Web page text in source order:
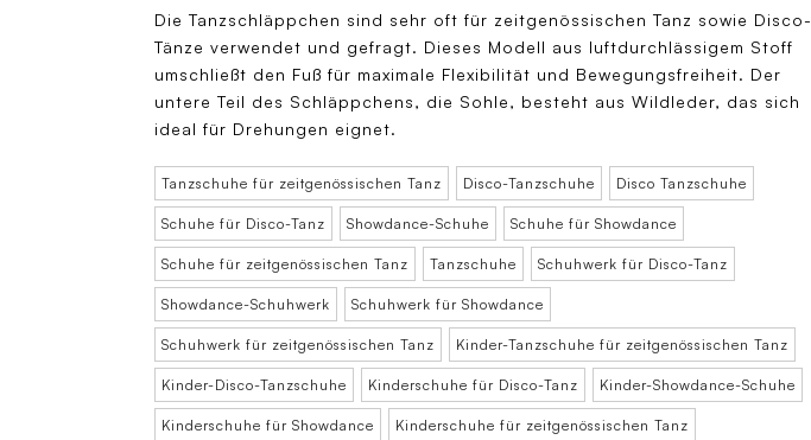
Die Tanzschläppchen sind sehr oft für zeitgenössischen Tanz sowie Disco-
Tänze verwendet und gefragt. Dieses Modell aus luftdurchlässigem Stoff
umschließt den Fuß für maximale Flexibilität und Bewegungsfreiheit. Der
untere Teil des Schläppchens, die Sohle, besteht aus Wildleder, das sich
ideal für Drehungen eignet.
Tanzschuhe für zeitgenössischen Tanz Disco-Tanzschuhe Disco Tanzschuhe
Schuhe für Disco-Tanz Showdance-Schuhe Schuhe für Showdance
Schuhe für zeitgenössischen Tanz Tanzschuhe Schuhwerk für Disco-Tanz
Showdance-Schuhwerk Schuhwerk für Showdance
Schuhwerk für zeitgenössischen Tanz Kinder-Tanzschuhe für zeitgenössischen Tanz
Kinder-Disco-Tanzschuhe Kinderschuhe für Disco-Tanz Kinder-Showdance-Schuhe
Kinderschuhe für Showdance Kinderschuhe für zeitgenössischen Tanz